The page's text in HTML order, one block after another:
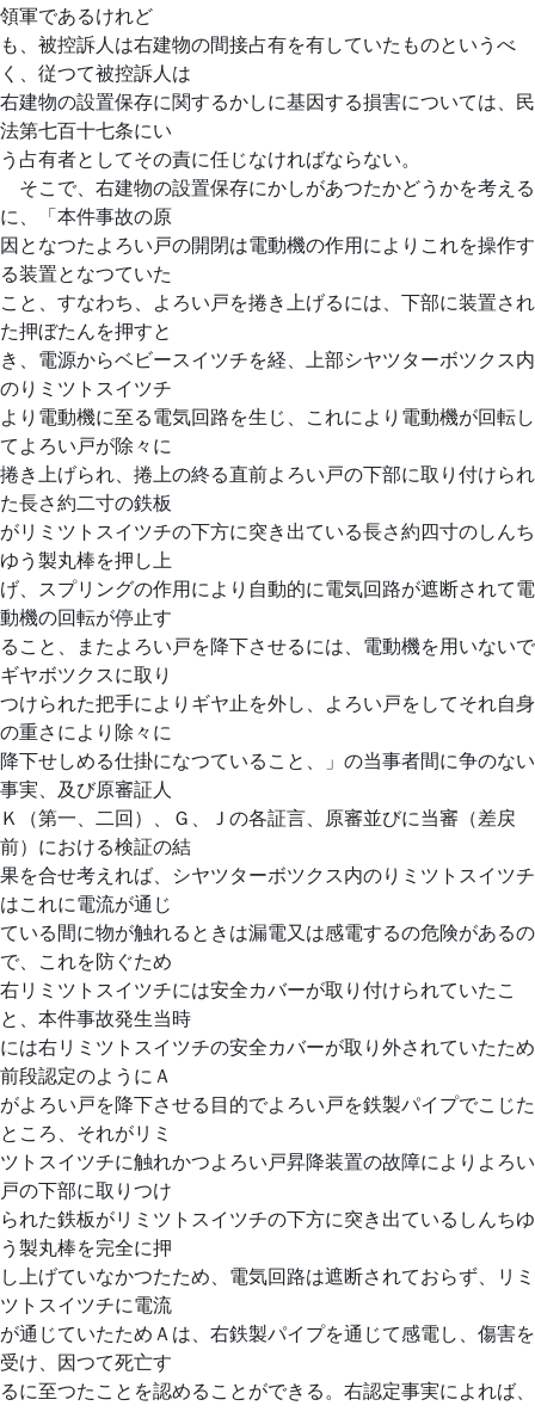
領軍であるけれど
も、被控訴人は右建物の間接占有を有していたものというべ
く、従つて被控訴人は
右建物の設置保存に関するかしに基因する損害については、民
法第七百十七条にい
う占有者としてその責に任じなければならない。
そこで、右建物の設置保存にかしがあつたかどうかを考える
に、「本件事故の原
因となつたよろい戸の開閉は電動機の作用によりこれを操作す
る装置となつていた
こと、すなわち、よろい戸を捲き上げるには、下部に装置され
た押ぼたんを押すと
き、電源からベビースイツチを経、上部シヤツターボツクス内
のりミツトスイツチ
より電動機に至る電気回路を生じ、これにより電動機が回転し
てよろい戸が除々に
捲き上げられ、捲上の終る直前よろい戸の下部に取り付けられ
た長さ約二寸の鉄板
がリミツトスイツチの下方に突き出ている長さ約四寸のしんち
ゆう製丸棒を押し上
げ、スプリングの作用により自動的に電気回路が遮断されて電
動機の回転が停止す
ること、またよろい戸を降下させるには、電動機を用いないで
ギヤボツクスに取り
つけられた把手によりギヤ止を外し、よろい戸をしてそれ自身
の重さにより除々に
降下せしめる仕掛になつていること、」の当事者間に争のない
事実、及び原審証人
Ｋ（第一、二回）、Ｇ、Ｊの各証言、原審並びに当審（差戻
前）における検証の結
果を合せ考えれば、シヤツターボツクス内のりミツトスイツチ
はこれに電流が通じ
ている間に物が触れるときは漏電又は感電するの危険があるの
で、これを防ぐため
右リミツトスイツチには安全カバーが取り付けられていたこ
と、本件事故発生当時
には右リミツトスイツチの安全カバーが取り外されていたため
前段認定のようにＡ
がよろい戸を降下させる目的でよろい戸を鉄製パイプでこじた
ところ、それがリミ
ツトスイツチに触れかつよろい戸昇降装置の故障によりよろい
戸の下部に取りつけ
られた鉄板がリミツトスイツチの下方に突き出ているしんちゆ
う製丸棒を完全に押
し上げていなかつたため、電気回路は遮断されておらず、リミ
ツトスイツチに電流
が通じていたためＡは、右鉄製パイプを通じて感電し、傷害を
受け、因つて死亡す
るに至つたことを認めることができる。右認定事実によれば、